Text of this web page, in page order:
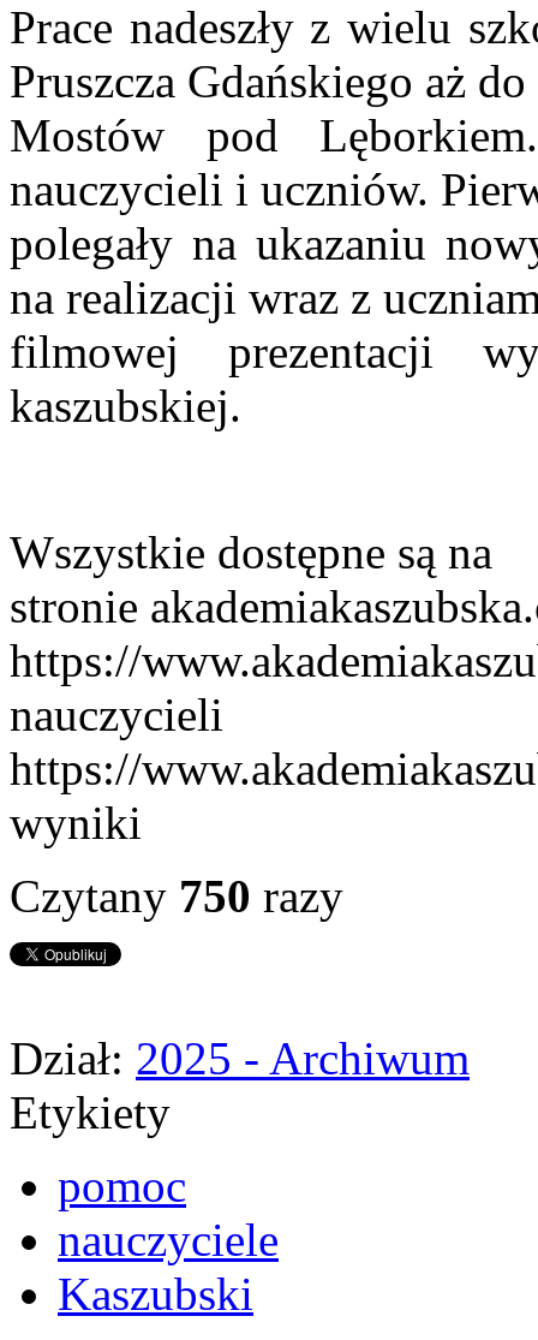
Prace nadeszły z wielu
Pruszcza Gdańskiego aż do
Mostów pod
nauczycieli i uczniów.
polegały na ukazaniu
na realizacji wraz z
filmowej prezentacji
kaszubskiej.
Wszystkie dostępne są na
stronie
https://
nauczycieli
https://
wyniki
Czytany 750 razy
Dział: 2025 - Archiwum
Etykiety
pomoc
nauczyciele
Kaszubski